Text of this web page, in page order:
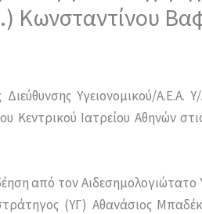
Κωνσταντίνου
Υγειονομικού/Α.Ε.Α.
Κεντρικού Ιατρείου Αθηνών
από τον
(ΥΓ) Αθανάσιος